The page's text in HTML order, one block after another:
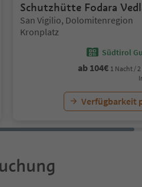
Schutzhütte Fodara
Standort:
San Vigilio, Dolomitenregion
Kronplatz
Südtirol
ab 104€ 1 Nacht /
Verfügbarkeit